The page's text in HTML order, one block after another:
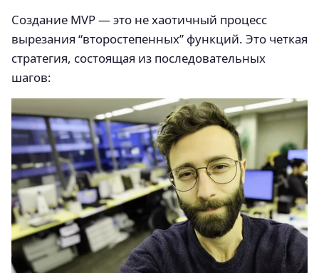
Создание MVP — это не хаотичный процесс
вырезания “второстепенных” функций. Это четкая
стратегия, состоящая из последовательных
шагов: